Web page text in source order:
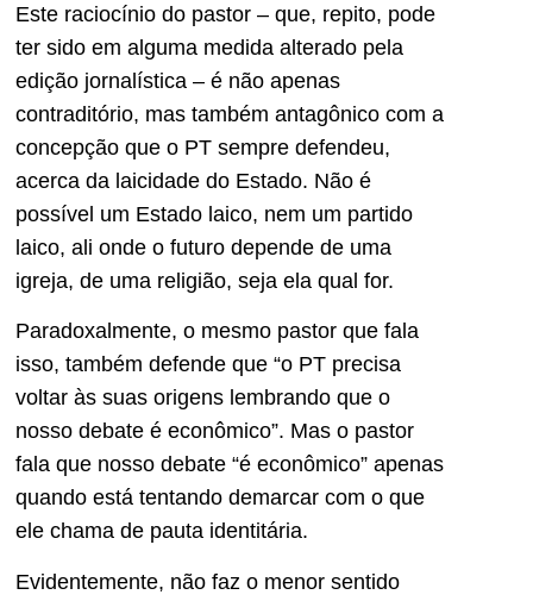
Este raciocínio do pastor – que, repito, pode
ter sido em alguma medida alterado pela
edição jornalística – é não apenas
contraditório, mas também antagônico com a
concepção que o PT sempre defendeu,
acerca da laicidade do Estado. Não é
possível um Estado laico, nem um partido
laico, ali onde o futuro depende de uma
igreja, de uma religião, seja ela qual for.
Paradoxalmente, o mesmo pastor que fala
isso, também defende que “o PT precisa
voltar às suas origens lembrando que o
nosso debate é econômico”. Mas o pastor
fala que nosso debate “é econômico” apenas
quando está tentando demarcar com o que
ele chama de pauta identitária.
Evidentemente, não faz o menor sentido